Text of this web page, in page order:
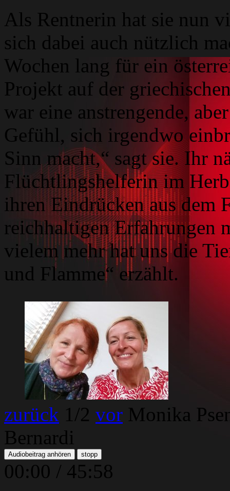
Als Rentnerin hat sie nun
sich dabei auch nützlich
Wochen lang für ein
Projekt auf der
war eine anstrengende,
Gefühl, sich irgendwo
Sinn macht,“ sagt sie. Ihr
Flüchtlingshelferin im
ihren Eindrücken aus dem
reichhaltigen Erfahrungen
vielem mehr hat uns die
und Flamme“ erzählt.
Monika Psenner und Moderatorin Sarah Bernardi
zurück 1 /2 vor Monika
Bernardi
Audiobeitrag anhören stopp
00:00 / 45:58